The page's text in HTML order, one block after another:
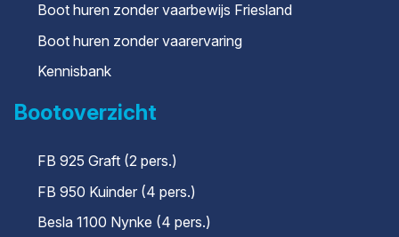
Boot huren zonder vaarbewijs Friesland
Boot huren zonder vaarervaring
Kennisbank
Bootoverzicht
FB 925 Graft (2 pers.)
FB 950 Kuinder (4 pers.)
Besla 1100 Nynke (4 pers.)